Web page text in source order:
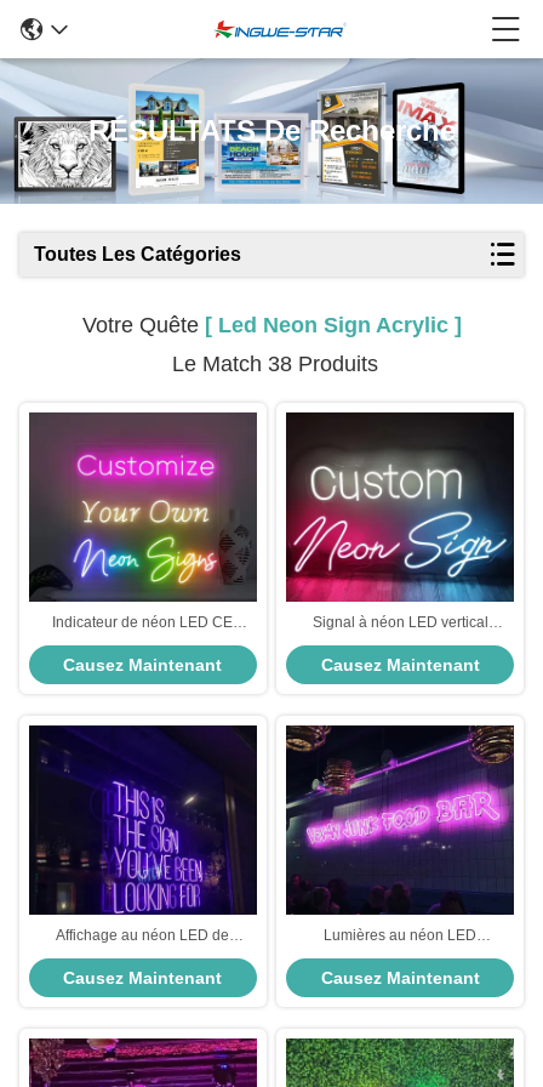
RÉSULTATS De Recherche
Toutes Les Catégories
Votre Quête [ Led Neon Sign Acrylic ]
Le Match 38 Produits
Indicateur de néon LED CE
Acrylique PVC étanche au néon
pour bureau 12V
Causez Maintenant
Signal à néon LED vertical
Acrylique Flex Neon Light Board
Boutique RoHS
Causez Maintenant
Affichage au néon LED de
mariage 12V
Causez Maintenant
Lumières au néon LED
lumineuses Conception
personnalisée Panneaux de néon
extérieurs Matériau acrylique
Causez Maintenant